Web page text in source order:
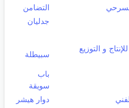
التضامن
جدليان
و التوزيع
سبيطلة
باب
سويقة
دوار هيشر